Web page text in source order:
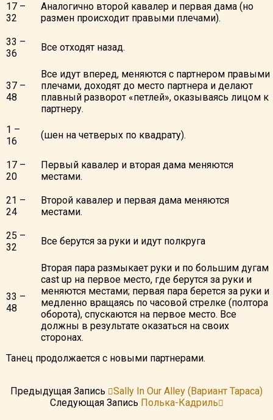
17 –
32
Аналогично второй кавалер и первая дама (но
размен происходит правыми плечами).
33 –
36
Все отходят назад.
37 –
48
Все идут вперед, меняются с партнером правыми
плечами, доходят до место партнера и делают
плавный разворот «петлей», оказываясь лицом к
партнеру.
1 –
16
(шен на четверых по квадрату).
17 –
20
Первый кавалер и вторая дама меняются
местами.
21 –
24
Второй кавалер и первая дама меняются
местами.
25 –
32
Все берутся за руки и идут полкруга
33 –
48
Вторая пара размыкает руки и по большим дугам
cast up на первое место, где берутся за руки и
меняются местами; первая пара берется за руки и
медленно вращаясь по часовой стрелке (полтора
оборота), спускаются на первое место. Все
должны в результате оказаться на своих
сторонах.
Танец продолжается с новыми партнерами.
Предыдущая Запись
Sally In Our Alley (вариант Тараса)
Следующая Запись Полька-Кадриль